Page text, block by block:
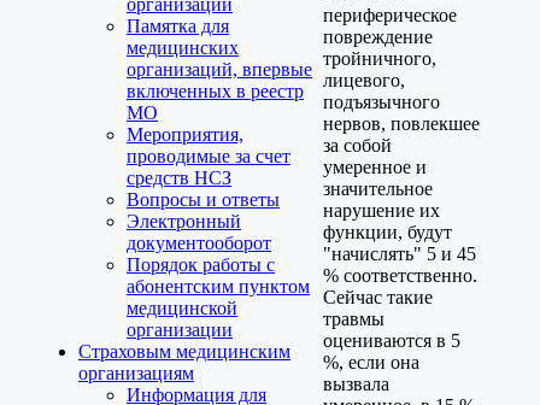
организации
Памятка для
медицинских
организаций, впервые
включенных в реестр
МО
Мероприятия,
проводимые за счет
средств НСЗ
Вопросы и ответы
Электронный
документооборот
Порядок работы с
абонентским пунктом
медицинской
организации
Страховым медицинским
организациям
Информация для
периферическое
повреждение
тройничного,
лицевого,
подъязычного
нервов, повлекшее
за собой
умеренное и
значительное
нарушение их
функции, будут
"начислять" 5 и 45
% соответственно.
Сейчас такие
травмы
оцениваются в 5
%, если она
вызвала